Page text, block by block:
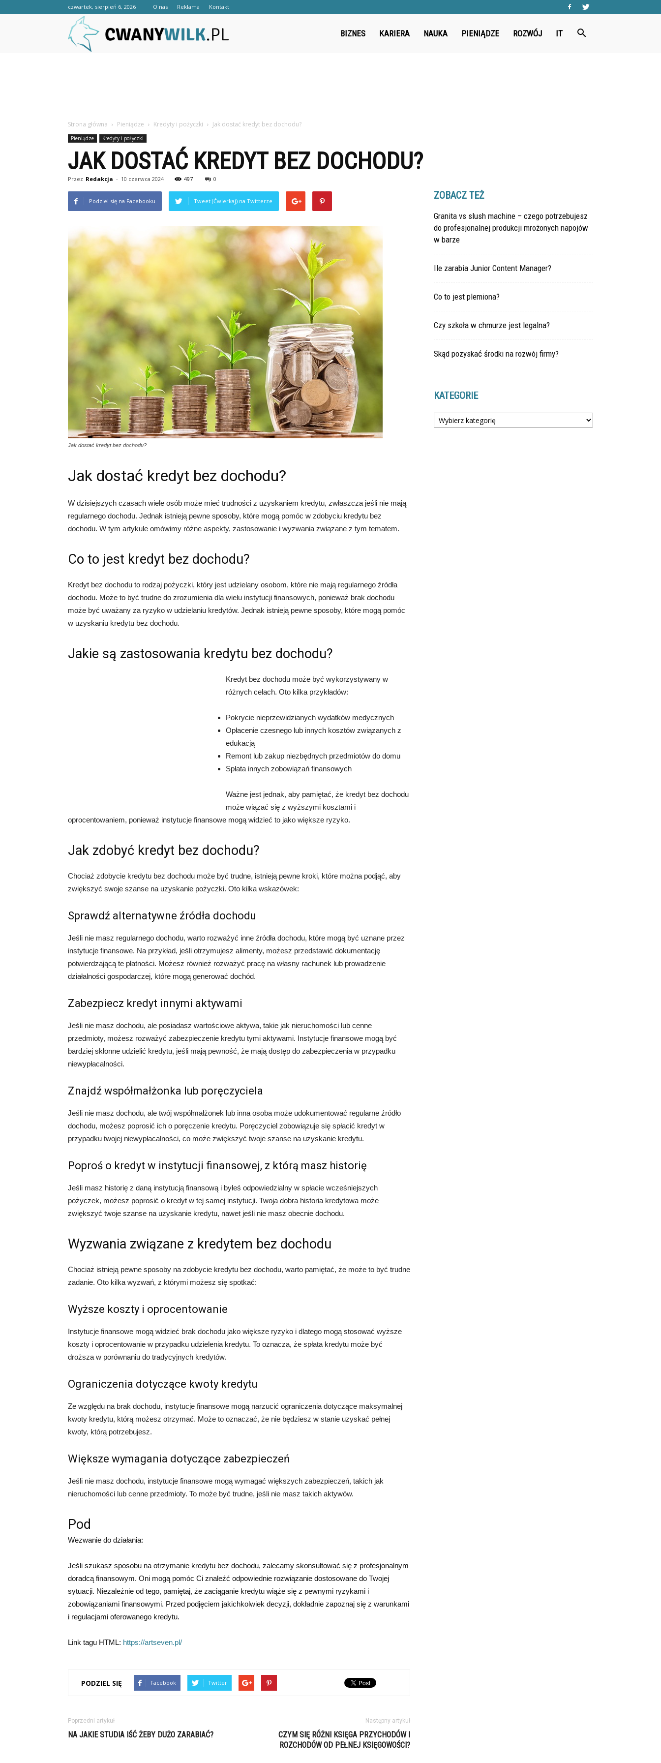
czwartek, sierpień 6, 2026 O nas Reklama Kontakt
BIZNES KARIERA NAUKA PIENIĄDZE ROZWÓJ IT
Strona główna Pieniądze Kredyty i pożyczki Jak dostać kredyt bez dochodu?
Pieniądze Kredyty i pożyczki
JAK DOSTAĆ KREDYT BEZ DOCHODU?
Przez Redakcja - 10 czerwca 2024 497 0
Podziel się na Facebooku Tweet (Ćwierkaj) na Twitterze
Jak dostać kredyt bez dochodu?
Jak dostać kredyt bez dochodu?
W dzisiejszych czasach wiele osób może mieć trudności z uzyskaniem kredytu, zwłaszcza jeśli nie mają
regularnego dochodu. Jednak istnieją pewne sposoby, które mogą pomóc w zdobyciu kredytu bez
dochodu. W tym artykule omówimy różne aspekty, zastosowanie i wyzwania związane z tym tematem.
Co to jest kredyt bez dochodu?
Kredyt bez dochodu to rodzaj pożyczki, który jest udzielany osobom, które nie mają regularnego źródła
dochodu. Może to być trudne do zrozumienia dla wielu instytucji finansowych, ponieważ brak dochodu
może być uważany za ryzyko w udzielaniu kredytów. Jednak istnieją pewne sposoby, które mogą pomóc
w uzyskaniu kredytu bez dochodu.
Jakie są zastosowania kredytu bez dochodu?
Kredyt bez dochodu może być wykorzystywany w
różnych celach. Oto kilka przykładów:
Pokrycie nieprzewidzianych wydatków medycznych
Opłacenie czesnego lub innych kosztów związanych z
edukacją
Remont lub zakup niezbędnych przedmiotów do domu
Spłata innych zobowiązań finansowych
Ważne jest jednak, aby pamiętać, że kredyt bez dochodu
może wiązać się z wyższymi kosztami i
oprocentowaniem, ponieważ instytucje finansowe mogą widzieć to jako większe ryzyko.
Jak zdobyć kredyt bez dochodu?
Chociaż zdobycie kredytu bez dochodu może być trudne, istnieją pewne kroki, które można podjąć, aby
zwiększyć swoje szanse na uzyskanie pożyczki. Oto kilka wskazówek:
Sprawdź alternatywne źródła dochodu
Jeśli nie masz regularnego dochodu, warto rozważyć inne źródła dochodu, które mogą być uznane przez
instytucje finansowe. Na przykład, jeśli otrzymujesz alimenty, możesz przedstawić dokumentację
potwierdzającą te płatności. Możesz również rozważyć pracę na własny rachunek lub prowadzenie
działalności gospodarczej, które mogą generować dochód.
Zabezpiecz kredyt innymi aktywami
Jeśli nie masz dochodu, ale posiadasz wartościowe aktywa, takie jak nieruchomości lub cenne
przedmioty, możesz rozważyć zabezpieczenie kredytu tymi aktywami. Instytucje finansowe mogą być
bardziej skłonne udzielić kredytu, jeśli mają pewność, że mają dostęp do zabezpieczenia w przypadku
niewypłacalności.
Znajdź współmałżonka lub poręczyciela
Jeśli nie masz dochodu, ale twój współmałżonek lub inna osoba może udokumentować regularne źródło
dochodu, możesz poprosić ich o poręczenie kredytu. Poręczyciel zobowiązuje się spłacić kredyt w
przypadku twojej niewypłacalności, co może zwiększyć twoje szanse na uzyskanie kredytu.
Poproś o kredyt w instytucji finansowej, z którą masz historię
Jeśli masz historię z daną instytucją finansową i byłeś odpowiedzialny w spłacie wcześniejszych
pożyczek, możesz poprosić o kredyt w tej samej instytucji. Twoja dobra historia kredytowa może
zwiększyć twoje szanse na uzyskanie kredytu, nawet jeśli nie masz obecnie dochodu.
Wyzwania związane z kredytem bez dochodu
Chociaż istnieją pewne sposoby na zdobycie kredytu bez dochodu, warto pamiętać, że może to być trudne
zadanie. Oto kilka wyzwań, z którymi możesz się spotkać:
Wyższe koszty i oprocentowanie
Instytucje finansowe mogą widzieć brak dochodu jako większe ryzyko i dlatego mogą stosować wyższe
koszty i oprocentowanie w przypadku udzielenia kredytu. To oznacza, że spłata kredytu może być
droższa w porównaniu do tradycyjnych kredytów.
Ograniczenia dotyczące kwoty kredytu
Ze względu na brak dochodu, instytucje finansowe mogą narzucić ograniczenia dotyczące maksymalnej
kwoty kredytu, którą możesz otrzymać. Może to oznaczać, że nie będziesz w stanie uzyskać pełnej
kwoty, którą potrzebujesz.
Większe wymagania dotyczące zabezpieczeń
Jeśli nie masz dochodu, instytucje finansowe mogą wymagać większych zabezpieczeń, takich jak
nieruchomości lub cenne przedmioty. To może być trudne, jeśli nie masz takich aktywów.
Pod
Wezwanie do działania:
Jeśli szukasz sposobu na otrzymanie kredytu bez dochodu, zalecamy skonsultować się z profesjonalnym
doradcą finansowym. Oni mogą pomóc Ci znaleźć odpowiednie rozwiązanie dostosowane do Twojej
sytuacji. Niezależnie od tego, pamiętaj, że zaciąganie kredytu wiąże się z pewnymi ryzykami i
zobowiązaniami finansowymi. Przed podjęciem jakichkolwiek decyzji, dokładnie zapoznaj się z warunkami
i regulacjami oferowanego kredytu.
Link tagu HTML: https://artseven.pl/
PODZIEL SIĘ Facebook Twitter
Poprzedni artykuł
NA JAKIE STUDIA IŚĆ ŻEBY DUŻO ZARABIAĆ?
Następny artykuł
CZYM SIĘ RÓŻNI KSIĘGA PRZYCHODÓW I
ROZCHODÓW OD PEŁNEJ KSIĘGOWOŚCI?
ZOBACZ TEŻ
Granita vs slush machine – czego potrzebujesz
do profesjonalnej produkcji mrożonych napojów
w barze
Ile zarabia Junior Content Manager?
Co to jest plemiona?
Czy szkoła w chmurze jest legalna?
Skąd pozyskać środki na rozwój firmy?
KATEGORIE
Kategorie